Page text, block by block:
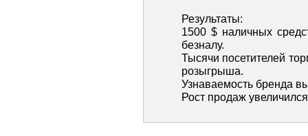
Результаты:
1500 $ наличных
безналу.
Тысячи посетителей
розыгрыша.
Узнаваемость бренда
Рост продаж